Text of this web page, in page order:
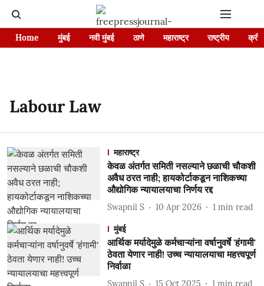
Home मुंबई नवी मुंबई ठाणे महाराष्ट्र राष्ट्रीय
Labour Law
महाराष्ट्र
केवळ अंतर्गत समिती नसल्याने छळाची चौकशी
अवैध ठरत नाही; हायकोर्टाकडून नाशिकच्या
औद्योगिक न्यायालयाचा निर्णय रद्द
Swapnil S 10 Apr 2026 1 min read
मुंबई
आर्थिक मर्यादेमुळे कर्मचाऱ्यांना वर्षानुवर्षे 'हंगामी'
ठेवता येणार नाही! उच्च न्यायालयाचा महत्त्वपूर्ण
निर्वाळा
Swapnil S 15 Oct 2025 1 min read